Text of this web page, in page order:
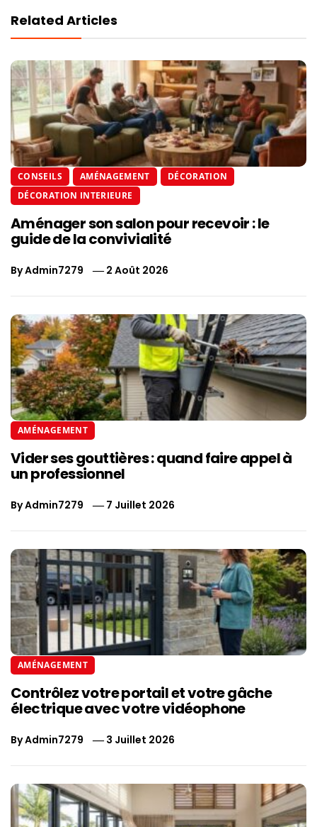
Related Articles
CONSEILS AMÉNAGEMENT
DÉCORATION
DÉCORATION INTERIEURE
Aménager son salon pour recevoir : le
guide de la convivialité
ByAdmin7279 2 Août 2026
AMÉNAGEMENT
Vider ses gouttières : quand faire appel à
un professionnel
ByAdmin7279 7 Juillet 2026
AMÉNAGEMENT
Contrôlez votre portail et votre gâche
électrique avec votre vidéophone
ByAdmin7279 3 Juillet 2026